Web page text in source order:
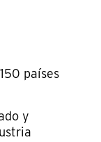
países
y